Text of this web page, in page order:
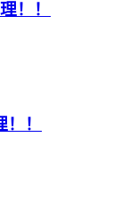
！！
！